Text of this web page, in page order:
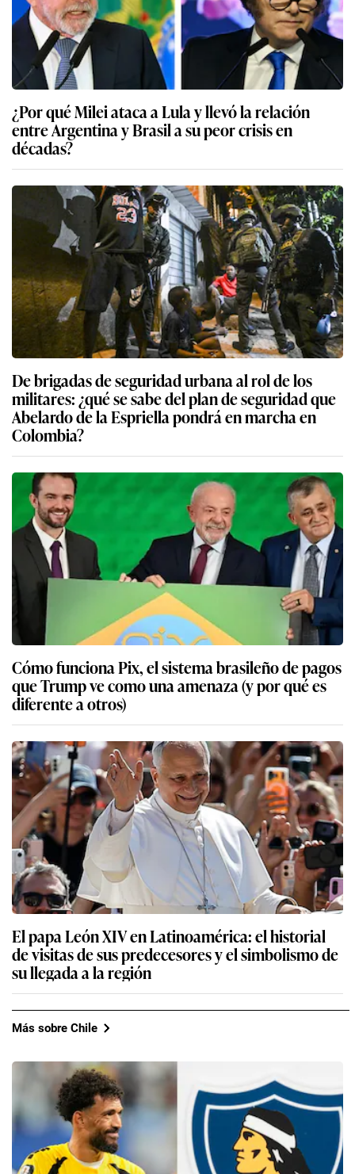
¿Por qué Milei ataca a Lula y llevó la relación
entre Argentina y Brasil a su peor crisis en
décadas?
De brigadas de seguridad urbana al rol de los
militares: ¿qué se sabe del plan de seguridad que
Abelardo de la Espriella pondrá en marcha en
Colombia?
Cómo funciona Pix, el sistema brasileño de pagos
que Trump ve como una amenaza (y por qué es
diferente a otros)
El papa León XIV en Latinoamérica: el historial
de visitas de sus predecesores y el simbolismo de
su llegada a la región
Más sobre Chile